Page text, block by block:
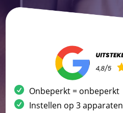
Onbeperkt = onbeperkt
Instellen op 3 apparaten